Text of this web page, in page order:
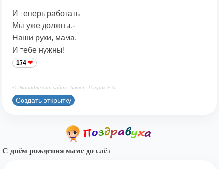
И теперь работать
Мы уже должны,-
Наши руки, мама,
И тебе нужны!
174
© Принадлежит сайту. Автор: Лаврик Е.А.
Создать открытку
С днём рождения маме до слёз